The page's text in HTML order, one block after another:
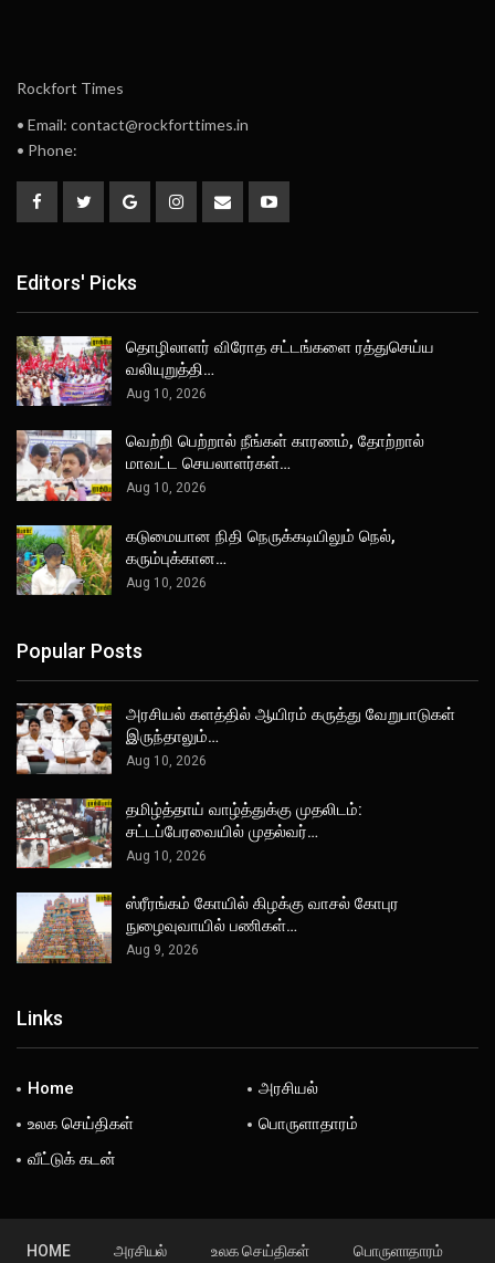
Rockfort Times
• Email: contact@rockforttimes.in
• Phone:
Editors' Picks
தொழிலாளர் விரோத சட்டங்களை ரத்துசெய்ய
வலியுறுத்தி…
Aug 10, 2026
வெற்றி பெற்றால் நீங்கள் காரணம், தோற்றால்
மாவட்ட செயலாளர்கள்…
Aug 10, 2026
கடுமையான நிதி நெருக்கடியிலும் நெல்,
கரும்புக்கான…
Aug 10, 2026
Popular Posts
அரசியல் களத்தில் ஆயிரம் கருத்து வேறுபாடுகள்
இருந்தாலும்…
Aug 10, 2026
தமிழ்த்தாய் வாழ்த்துக்கு முதலிடம்:
சட்டப்பேரவையில் முதல்வர்…
Aug 10, 2026
ஸ்ரீரங்கம் கோயில் கிழக்கு வாசல் கோபுர
நுழைவுவாயில் பணிகள்…
Aug 9, 2026
Links
Home
அரசியல்
உலக செய்திகள்
பொருளாதாரம்
வீட்டுக் கடன்
HOME அரசியல் உலக செய்திகள் பொருளாதாரம்